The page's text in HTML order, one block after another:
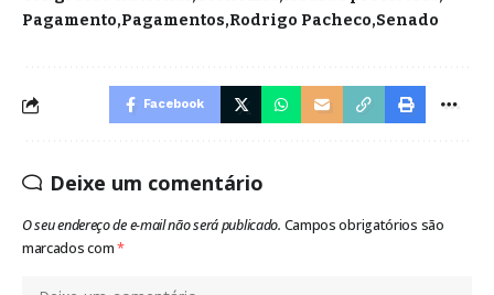
Pagamento Pagamentos Rodrigo Pacheco Senado
Facebook
Deixe um comentário
O seu endereço de e-mail não será publicado. Campos obrigatórios são
marcados com*